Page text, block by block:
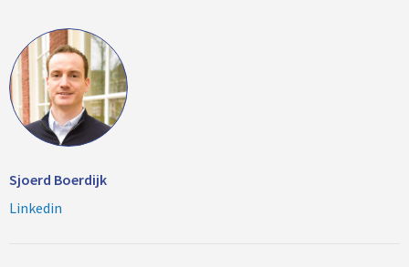
Sjoerd Boerdijk
Linkedin